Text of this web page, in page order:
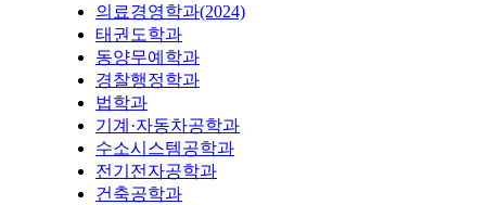
의료경영학과(2024)
태권도학과
동양무예학과
경찰행정학과
법학과
기계·자동차공학과
수소시스템공학과
전기전자공학과
건축공학과